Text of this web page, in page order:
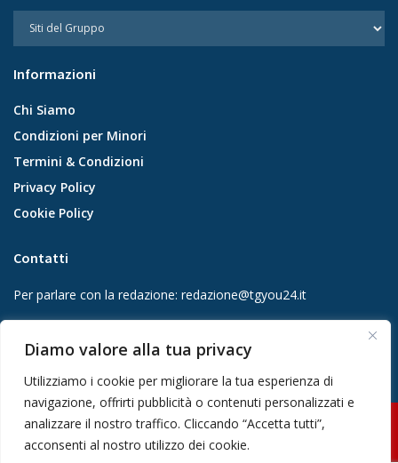
Diamo valore alla tua privacy
Utilizziamo i cookie per migliorare la tua esperienza di
navigazione, offrirti pubblicità o contenuti personalizzati e
analizzare il nostro traffico. Cliccando “Accetta tutti”,
acconsenti al nostro utilizzo dei cookie.
Informazioni
Chi Siamo
Condizioni per Minori
Termini & Condizioni
Privacy Policy
Cookie Policy
Contatti
Per parlare con la redazione: redazione@tgyou24.it